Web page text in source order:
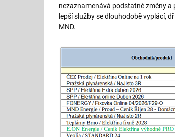
nezaznamenává podstatné změny
lepší služby se dlouhodobě vyplácí,
MND.